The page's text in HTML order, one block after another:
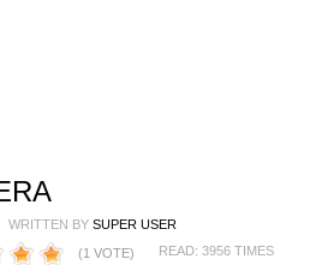
WRITTEN BY SUPER USER
(1 VOTE) READ: 3956 TIMES